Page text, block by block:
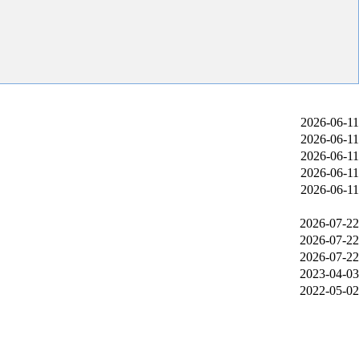
2026-06-11
2026-06-11
2026-06-11
2026-06-11
2026-06-11
2026-07-22
2026-07-22
2026-07-22
2023-04-03
2022-05-02